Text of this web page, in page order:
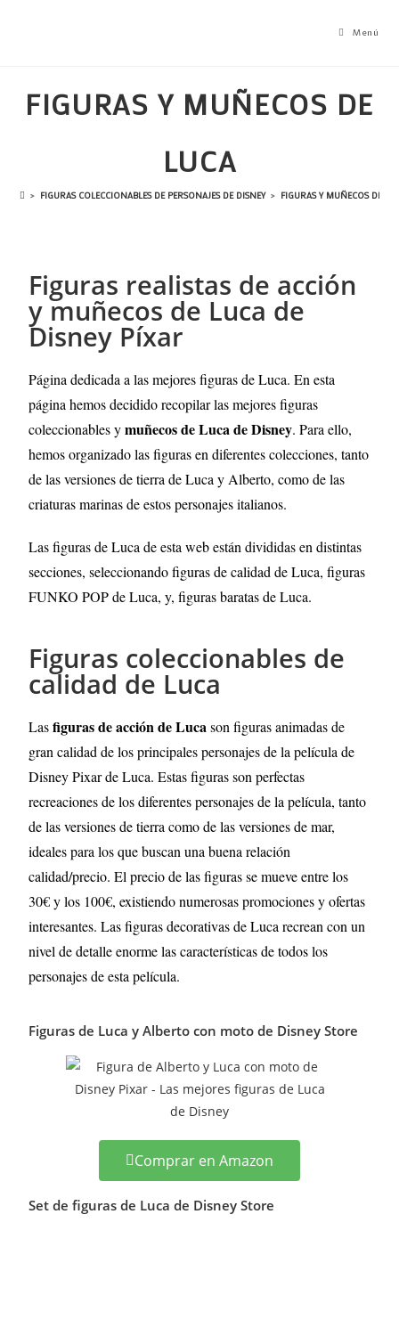
Menú
FIGURAS Y MUÑECOS DE
LUCA
> FIGURAS COLECCIONABLES DE PERSONAJES DE DISNEY > FIGURAS Y MUÑECOS DE
Figuras realistas de acción
y muñecos de Luca de
Disney Píxar
Página dedicada a las mejores figuras de Luca. En esta
página hemos decidido recopilar las mejores figuras
coleccionables ymuñecos de Luca de Disney. Para ello,
hemos organizado las figuras en diferentes colecciones, tanto
de las versiones de tierra de Luca y Alberto, como de las
criaturas marinas de estos personajes italianos.
Las figuras de Luca de esta web están divididas en distintas
secciones, seleccionando figuras de calidad de Luca, figuras
FUNKO POP de Luca, y, figuras baratas de Luca.
Figuras coleccionables de
calidad de Luca
Lasfiguras de acción de Lucason figuras animadas de
gran calidad de los principales personajes de la película de
Disney Pixar de Luca. Estas figuras son perfectas
recreaciones de los diferentes personajes de la película, tanto
de las versiones de tierra como de las versiones de mar,
ideales para los que buscan una buena relación
calidad/precio. El precio de las figuras se mueve entre los
30€ y los 100€, existiendo numerosas promociones y ofertas
interesantes.Las figuras decorativas de Luca recrean con un
nivel de detalle enorme las características de todos los
personajes de esta película.
Figuras de Luca y Alberto con moto de Disney Store
Comprar en Amazon
Set de figuras de Luca de Disney Store